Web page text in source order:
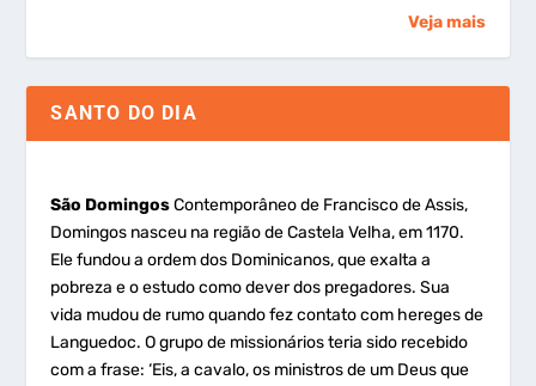
Veja mais
SANTO DO DIA
São DomingosContemporâneo de Francisco de Assis,
Domingos nasceu na região de Castela Velha, em 1170.
Ele fundou a ordem dos Dominicanos, que exalta a
pobreza e o estudo como dever dos pregadores. Sua
vida mudou de rumo quando fez contato com hereges de
Languedoc. O grupo de missionários teria sido recebido
com a frase: ‘Eis, a cavalo, os ministros de um Deus que